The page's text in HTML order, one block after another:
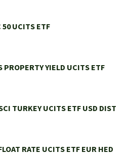
UCITS ETF
PROPERTY YIELD UCITS ETF
TURKEY UCITS ETF USD DIST
RATE UCITS ETF EUR HED